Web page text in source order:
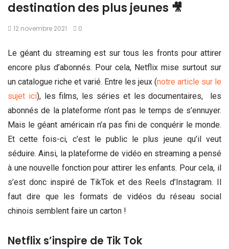
destination des plus jeunes 🎥
12 novembre 2021 0
Le géant du streaming est sur tous les fronts pour attirer
encore plus d’abonnés. Pour cela, Netflix mise surtout sur
un catalogue riche et varié. Entre les jeux (notre article sur le
sujet ici), les films, les séries et les documentaires, les
abonnés de la plateforme n’ont pas le temps de s’ennuyer.
Mais le géant américain n’a pas fini de conquérir le monde.
Et cette fois-ci, c’est le public le plus jeune qu’il veut
séduire. Ainsi, la plateforme de vidéo en streaming a pensé
à une nouvelle fonction pour attirer les enfants. Pour cela, il
s’est donc inspiré de TikTok et des Reels d’Instagram. Il
faut dire que les formats de vidéos du réseau social
chinois semblent faire un carton !
Netflix s’inspire de Tik Tok